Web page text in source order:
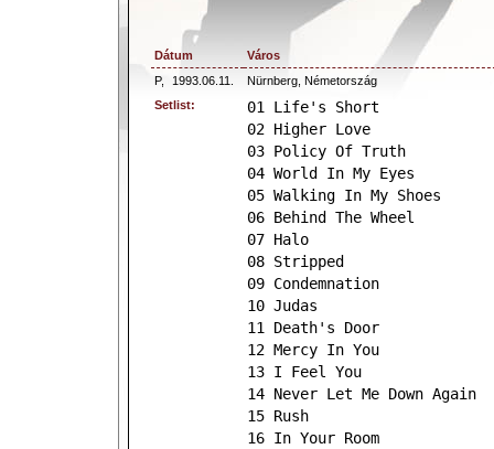
Dátum
Város
P,
1993.06.11.
Nürnberg, Németország
Setlist:
01 Life's Short
02 Higher Love
03 Policy Of Truth
04 World In My Eyes
05 Walking In My Shoes
06 Behind The Wheel
07 Halo
08 Stripped
09 Condemnation
10 Judas
11 Death's Door
12 Mercy In You
13 I Feel You
14 Never Let Me Down Again
15 Rush
16 In Your Room